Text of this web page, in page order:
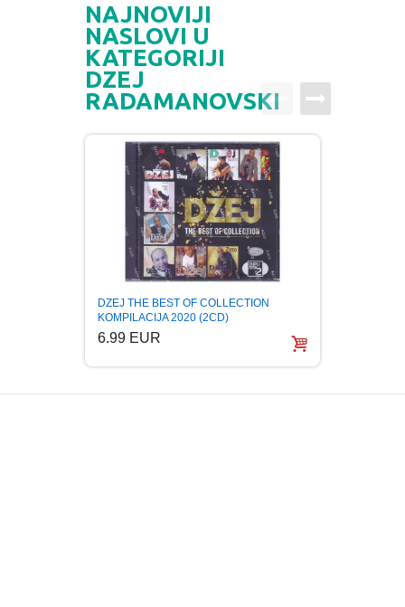
NAJNOVIJI
NASLOVI U
KATEGORIJI
DZEJ
RADAMANOVSKI
DZEJ THE BEST OF COLLECTION
KOMPILACIJA 2020 (2CD)
6.99 EUR